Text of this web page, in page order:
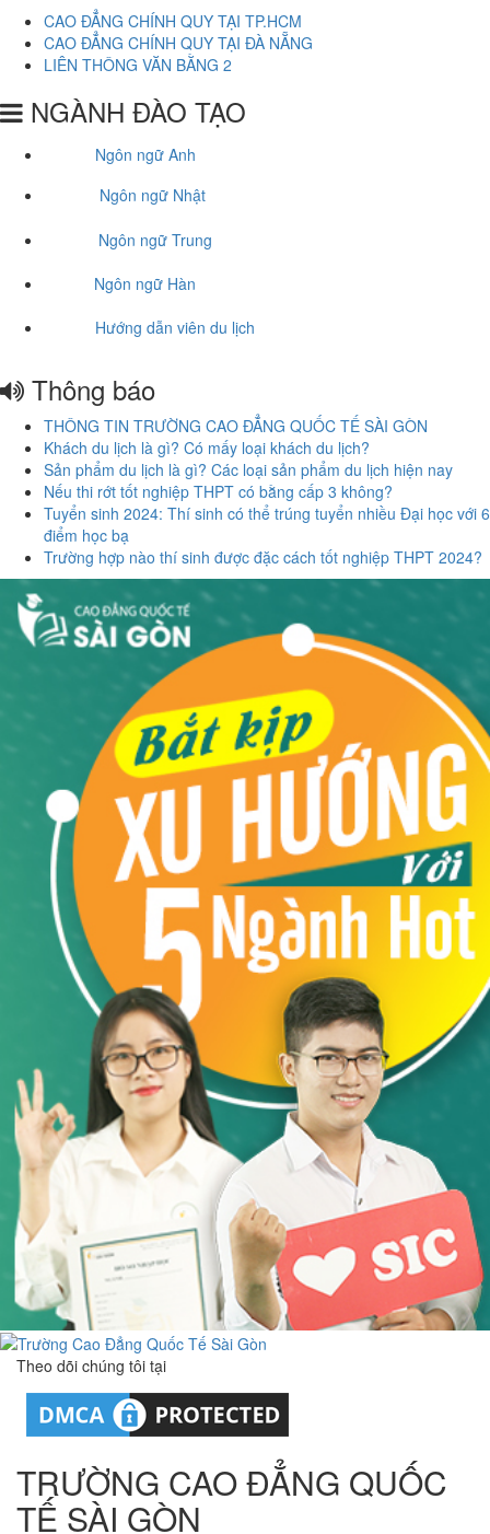
CAO ĐẲNG CHÍNH QUY TẠI TP.HCM
CAO ĐẲNG CHÍNH QUY TẠI ĐÀ NẴNG
LIÊN THÔNG VĂN BẰNG 2
NGÀNH ĐÀO TẠO
Ngôn ngữ Anh
Ngôn ngữ Nhật
Ngôn ngữ Trung
Ngôn ngữ Hàn
Hướng dẫn viên du lịch
Thông báo
THÔNG TIN TRƯỜNG CAO ĐẲNG QUỐC TẾ SÀI GÒN
Khách du lịch là gì? Có mấy loại khách du lịch?
Sản phẩm du lịch là gì? Các loại sản phẩm du lịch hiện nay
Nếu thi rớt tốt nghiệp THPT có bằng cấp 3 không?
Tuyển sinh 2024: Thí sinh có thể trúng tuyển nhiều Đại học với 6
điểm học bạ
Trường hợp nào thí sinh được đặc cách tốt nghiệp THPT 2024?
Theo dõi chúng tôi tại
TRƯỜNG CAO ĐẲNG QUỐC
TẾ SÀI GÒN